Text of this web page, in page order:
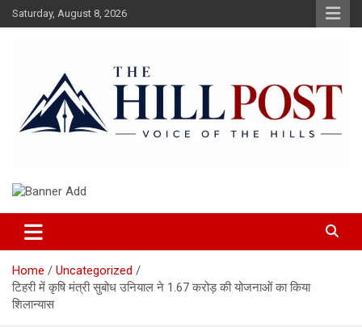
Skip
to
Saturday, August 8, 2026
The Hillpost
Home
Uncategorized
टिहरी में कृषि मंत्री सुबोध उनियाल ने 1.67 करोड़ की योजनाओं का किया
शिलान्यास